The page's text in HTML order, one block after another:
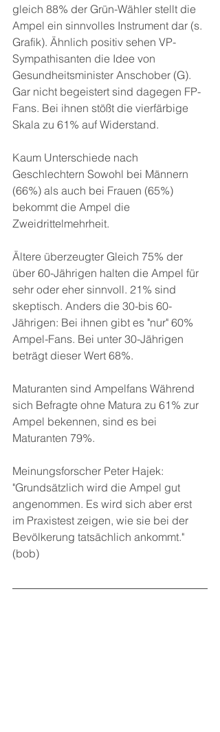
gleich 88% der Grün-Wähler stellt die
Ampel ein sinnvolles Instrument dar (s.
Grafik). Ähnlich positiv sehen VP-
Sympathisanten die Idee von
Gesundheitsminister Anschober (G).
Gar nicht begeistert sind dagegen FP-
Fans. Bei ihnen stößt die vierfärbige
Skala zu 61% auf Widerstand.
Kaum Unterschiede nach
Geschlechtern Sowohl bei Männern
(66%) als auch bei Frauen (65%)
bekommt die Ampel die
Zweidrittelmehrheit.
Ältere überzeugter Gleich 75% der
über 60-Jährigen halten die Ampel für
sehr oder eher sinnvoll. 21% sind
skeptisch. Anders die 30-bis 60-
Jährigen: Bei ihnen gibt es "nur" 60%
Ampel-Fans. Bei unter 30-Jährigen
beträgt dieser Wert 68%.
Maturanten sind Ampelfans Während
sich Befragte ohne Matura zu 61% zur
Ampel bekennen, sind es bei
Maturanten 79%.
Meinungsforscher Peter Hajek:
"Grundsätzlich wird die Ampel gut
angenommen. Es wird sich aber erst
im Praxistest zeigen, wie sie bei der
Bevölkerung tatsächlich ankommt."
(bob)